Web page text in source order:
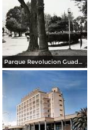
Parque Revolucion Guadalajara, Jalisco.